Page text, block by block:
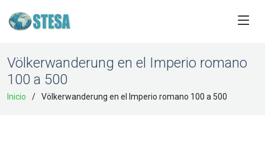
Völkerwanderung en el Imperio romano
100 a 500
Inicio Völkerwanderung en el Imperio romano 100 a 500